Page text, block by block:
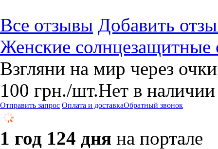
Все отзывы Добавить
Женские
Взгляни на мир через очки
100 грн./шт.Нет в наличии
Отправить запрос Оплата и доставкаОбратный звонок
1 год 124 дня на портале